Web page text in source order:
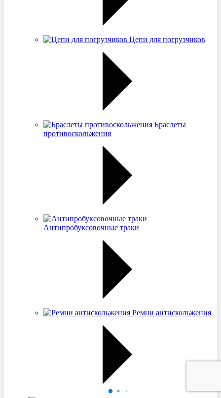
Цепи для погрузчиков
Браслеты
противоскольжения
Антипробуксовочные траки
Ремни антискольжения